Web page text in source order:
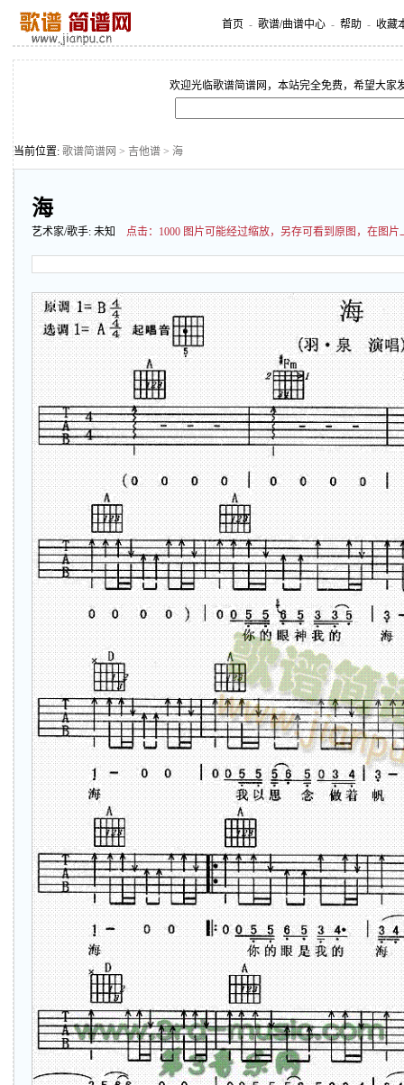
首页 - 歌谱/曲谱中心 - 帮助 - 收藏
欢迎光临歌谱简谱网，本站完全免费，希望大家
当前位置: 歌谱简谱网 > 吉他谱 > 海
海
艺术家/歌手: 未知 点击： 1000 图片可能经过缩放，另存可看到原图，在图